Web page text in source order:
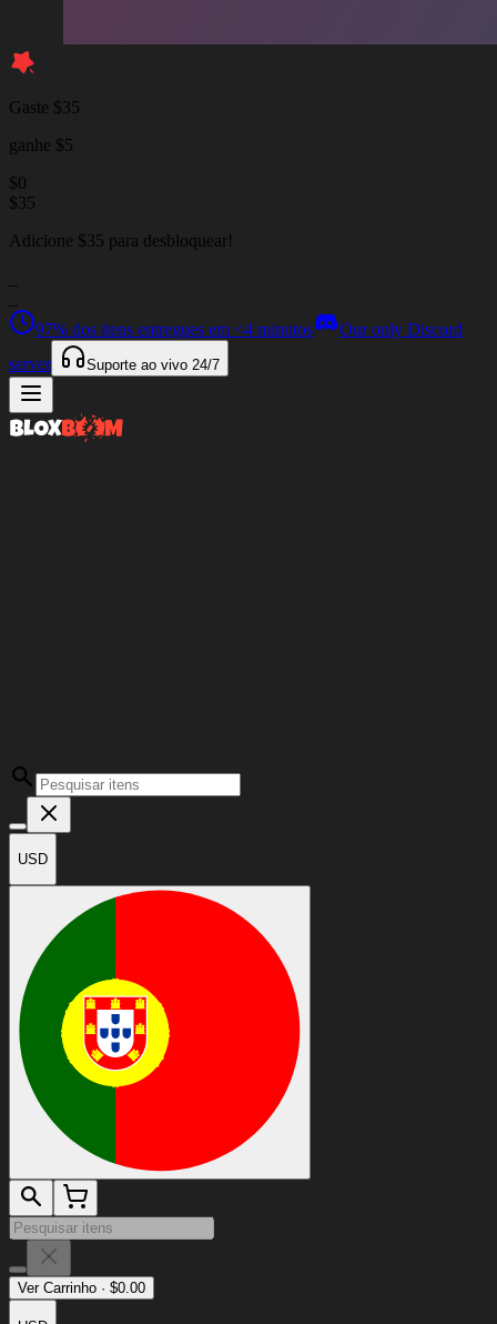
Gaste $35
ganhe $5
$0
$35
Adicione $35 para desbloquear!
97% dos itens entregues em <4 minutos
Our only Discord
server
Suporte ao vivo 24/7
USD
Ver Carrinho · $0.00